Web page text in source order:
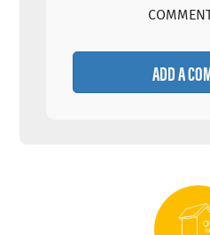
ADD A